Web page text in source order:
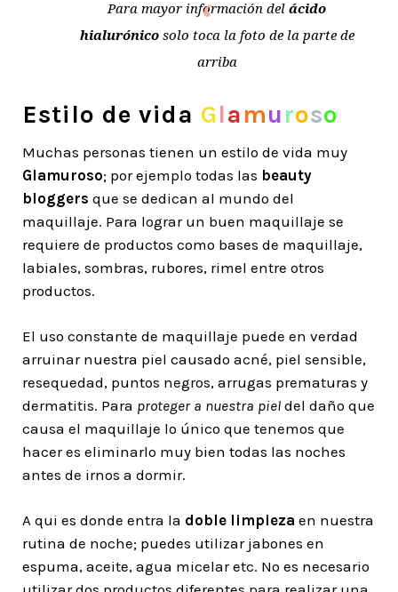
Para mayor información del ácido
hialurónicosolo toca la foto de la parte de
arriba
Estilo de vida Glamuroso
Muchas personas tienen un estilo de vida muy
Glamuroso; por ejemplo todas las beauty
bloggers que se dedican al mundo del
maquillaje. Para lograr un buen maquillaje se
requiere de productos como bases de maquillaje,
labiales, sombras, rubores, rimel entre otros
productos.
El uso constante de maquillaje puede en verdad
arruinar nuestra piel causado acné, piel sensible,
resequedad, puntos negros, arrugas prematuras y
dermatitis. Para proteger a nuestra piel del daño que
causa el maquillaje lo único que tenemos que
hacer es eliminarlo muy bien todas las noches
antes de irnos a dormir.
A qui es donde entra la doble limpieza en nuestra
rutina de noche; puedes utilizar jabones en
espuma, aceite, agua micelar etc. No es necesario